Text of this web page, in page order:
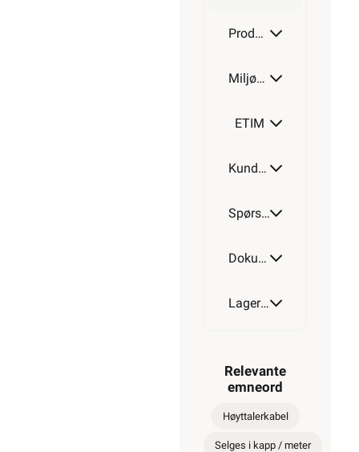
Produktdetaljer
Miljøparametere
ETIM
Kundeomtale
Spørsmål og svar
Dokumentasjon
Lagerstatus
Relevante
emneord
Høyttalerkabel
Selges i kapp / meter